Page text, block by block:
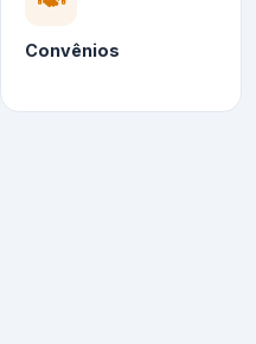
Convênios